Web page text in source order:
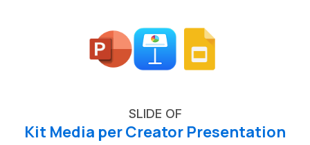
SLIDE OF
Kit Media per Creator Presentation